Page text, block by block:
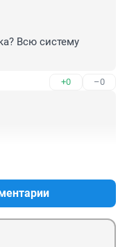
Всю систему
+0 –0